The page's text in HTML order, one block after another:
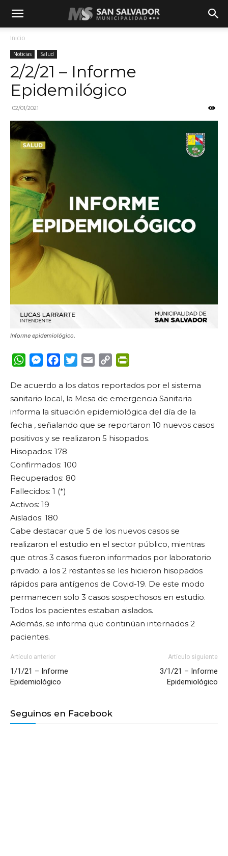
Inicio
Noticias Salud
2/2/21 – Informe
Epidemilógico
02/01/2021
Informe epidemiológico.
WhatsApp
Messenger
FacebookTwitterEmail Copy
De acuerdo a los datos reportados por el sistema
sanitario local, la Mesa de emergencia Sanitaria
informa la situación epidemiológica del día de la
fecha , señalando que se reportaron 10 nuevos casos
positivos y se realizaron 5 hisopados.
Hisopados: 178
Confirmados: 100
Recuperados: 80
Fallecidos: 1 (*)
Activos: 19
Aislados: 180
Cabe destacar que 5 de los nuevos casos se
realizaron el estudio en el sector público, mientras
que otros 3 casos fueron informados por laboratorio
privado; a los 2 restantes se les hicieron hisopados
rápidos para antígenos de Covid-19. De este modo
permanecen solo 3 casos sospechosos en estudio.
Todos los pacientes estaban aislados.
Además, se informa que continúan internados 2
pacientes.
Artículo anterior
1/1/21 – Informe
Epidemiológico
Artículo siguiente
3/1/21 – Informe
Epidemiológico
Seguinos en Facebook